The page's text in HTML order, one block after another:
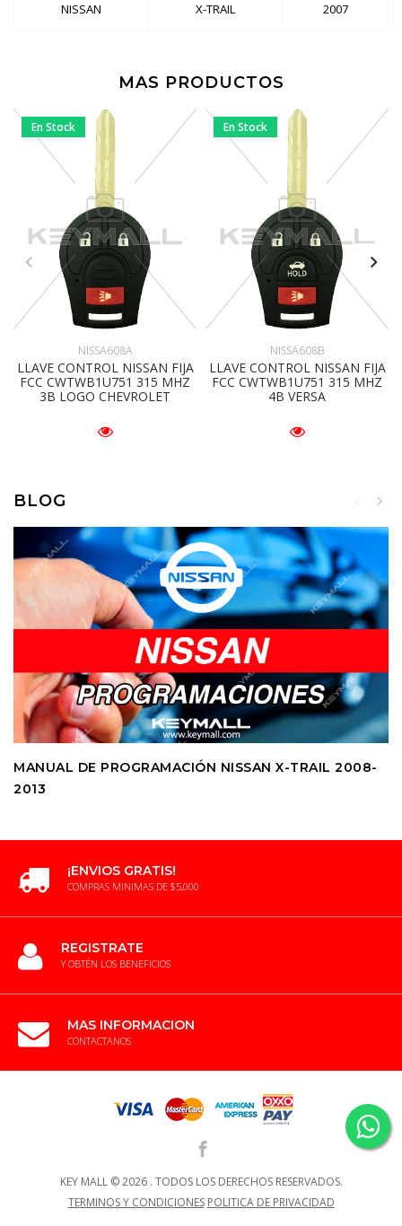
NISSAN X-TRAIL 2007
MAS PRODUCTOS
En Stock
NISSA608A
LLAVE CONTROL NISSAN FIJA
FCC CWTWB1U751 315 MHZ
3B LOGO CHEVROLET
En Stock
NISSA608B
LLAVE CONTROL NISSAN FIJA
FCC CWTWB1U751 315 MHZ
4B VERSA
BLOG
MANUAL DE PROGRAMACIÓN NISSAN X-TRAIL 2008-
2013
¡ENVIOS GRATIS!
COMPRAS MINIMAS DE $5,000
REGISTRATE
Y OBTÉN LOS BENEFICIOS
MAS INFORMACION
CONTACTANOS
KEY MALL ©2026 . TODOS LOS DERECHOS RESERVADOS.
TERMINOS Y CONDICIONES POLITICA DE PRIVACIDAD